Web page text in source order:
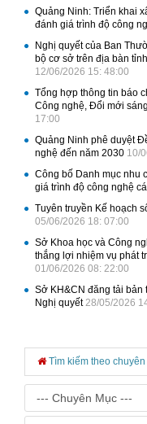
Quảng Ninh: Triển khai
đánh giá trình độ công
Nghị quyết của Ban
bộ cơ sở trên địa bàn
12/06/2026 15: 48:00
Tổng hợp thông tin báo
Công nghệ, Đổi mới
17:00
Quảng Ninh phê duyệt
nghệ đến năm 2030 10/
Công bố Danh mục nhu
giá trình độ công nghệ
Tuyên truyền Kế hoạch
05/06/2026 18: 07:00
Sở Khoa học và Công
thắng lợi nhiệm vụ phát
01/06/2026 08: 22:00
Sở KH&CN đăng tải bản
Nghị quyết28/05/2026
Tìm kiếm theo